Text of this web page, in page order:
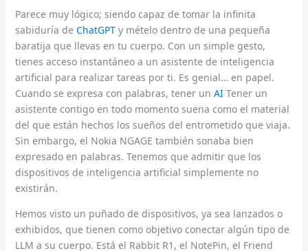
Parece muy lógico; siendo capaz de tomar la infinita
sabiduría de ChatGPTy mételo dentro de una pequeña
baratija que llevas en tu cuerpo. Con un simple gesto,
tienes acceso instantáneo a un asistente de inteligencia
artificial para realizar tareas por ti. Es genial… en papel.
Cuando se expresa con palabras, tener un AITener un
asistente contigo en todo momento suena como el material
del que están hechos los sueños del entrometido que viaja.
Sin embargo, el Nokia NGAGE también sonaba bien
expresado en palabras. Tenemos que admitir que los
dispositivos de inteligencia artificial simplemente no
existirán.
Hemos visto un puñado de dispositivos, ya sea lanzados o
exhibidos, que tienen como objetivo conectar algún tipo de
LLM a su cuerpo. Está el Rabbit R1, el NotePin, el Friend